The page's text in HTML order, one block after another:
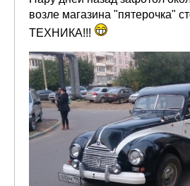
возле магазина "пятерочка"
ТЕХНИКА!!!